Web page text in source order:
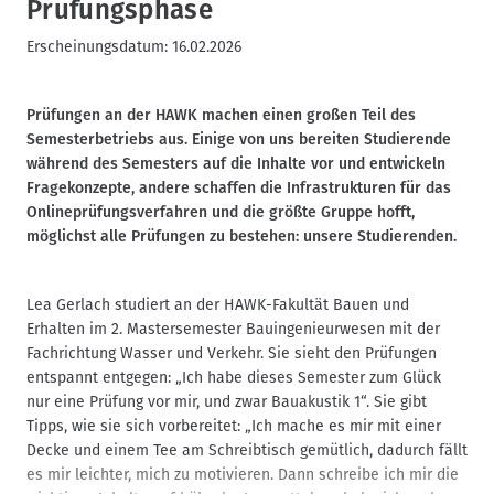
Prüfungsphase
Erscheinungsdatum: 16.02.2026
Prüfungen an der HAWK machen einen großen Teil des
Semesterbetriebs aus. Einige von uns bereiten Studierende
während des Semesters auf die Inhalte vor und entwickeln
Fragekonzepte, andere schaffen die Infrastrukturen für das
Onlineprüfungsverfahren und die größte Gruppe hofft,
möglichst alle Prüfungen zu bestehen: unsere Studierenden.
Lea Gerlach studiert an der HAWK-Fakultät Bauen und
Erhalten im 2. Mastersemester Bauingenieurwesen mit der
Fachrichtung Wasser und Verkehr. Sie sieht den Prüfungen
entspannt entgegen: „Ich habe dieses Semester zum Glück
nur eine Prüfung vor mir, und zwar Bauakustik 1“. Sie gibt
Tipps, wie sie sich vorbereitet: „Ich mache es mir mit einer
Decke und einem Tee am Schreibtisch gemütlich, dadurch fällt
es mir leichter, mich zu motivieren. Dann schreibe ich mir die